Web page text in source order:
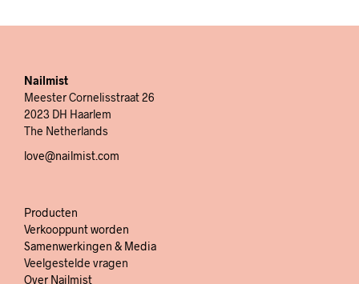
Nailmist
Meester Cornelisstraat 26
2023 DH Haarlem
The Netherlands
love@nailmist.com
Producten
Verkooppunt worden
Samenwerkingen & Media
Veelgestelde vragen
Over Nailmist